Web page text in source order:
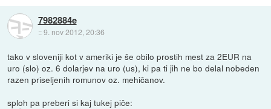
7982884e
::9. nov 2012, 20:36
tako v sloveniji kot v ameriki je še obilo prostih mest za 2EUR na
uro (slo) oz. 6 dolarjev na uro (us), ki pa ti jih ne bo delal nobeden
razen priseljenih romunov oz. mehičanov.
sploh pa preberi si kaj tukej piče: